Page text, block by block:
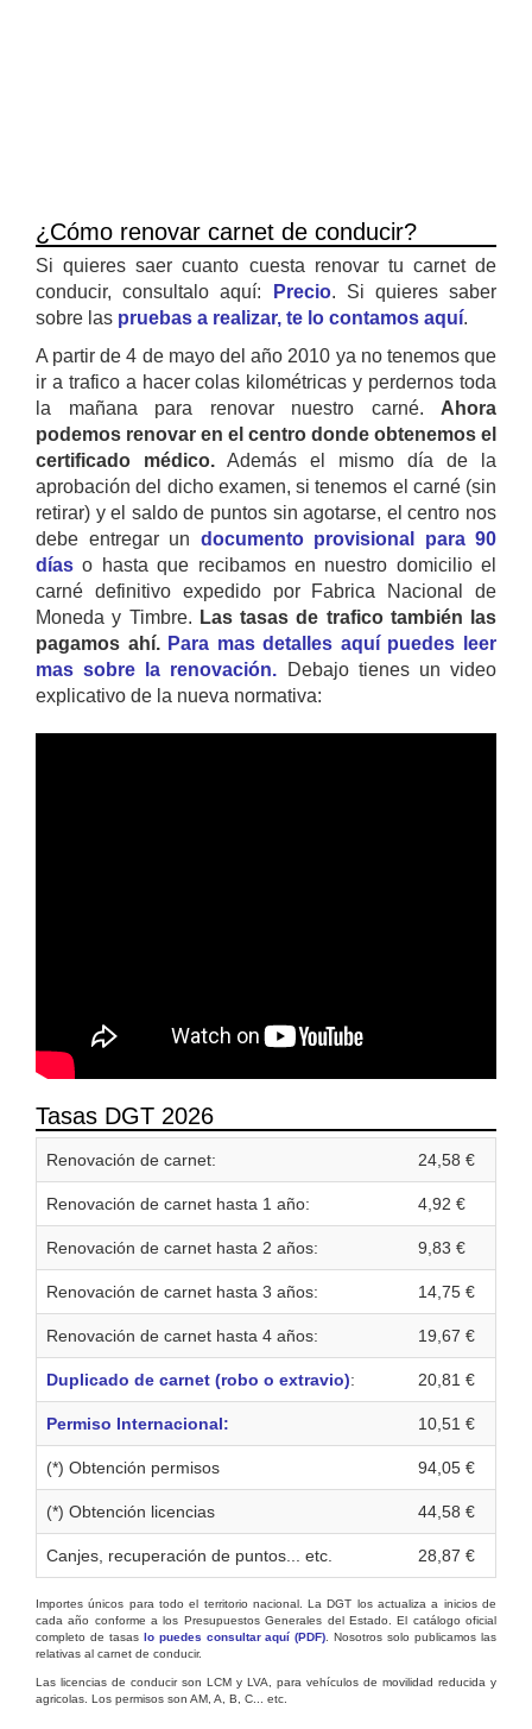
¿Cómo renovar carnet de conducir?
Si quieres saer cuanto cuesta renovar tu carnet de
conducir, consultalo aquí:
Precio. Si quieres saber
sobre las pruebas a realizar, te lo contamos aquí.
A partir de 4 de mayo del año 2010 ya no tenemos que
ir a trafico a hacer colas kilométricas y perdernos toda
la mañana para renovar nuestro carné. Ahora
podemos renovar en el centro donde obtenemos el
certificado médico. Además el mismo día de la
aprobación del dicho examen, si tenemos el carné (sin
retirar) y el saldo de puntos sin agotarse, el centro nos
debe entregar un documento provisional para 90
días o hasta que recibamos en nuestro domicilio el
carné definitivo expedido por Fabrica Nacional de
Moneda y Timbre. Las tasas de trafico también las
pagamos ahí. Para mas detalles aquí puedes leer
mas sobre la renovación. Debajo tienes un video
explicativo de la nueva normativa:
Tasas DGT 2026
Renovación de carnet: 24,58 €
Renovación de carnet hasta 1 año: 4,92 €
Renovación de carnet hasta 2 años: 9,83 €
Renovación de carnet hasta 3 años: 14,75 €
Renovación de carnet hasta 4 años: 19,67 €
Duplicado de carnet (robo o extravio): 20,81 €
Permiso Internacional: 10,51 €
(*) Obtención permisos 94,05 €
(*) Obtención licencias 44,58 €
Canjes, recuperación de puntos... etc. 28,87 €
Importes únicos para todo el territorio nacional. La DGT los actualiza a inicios de
cada año conforme a los Presupuestos Generales del Estado. El catálogo oficial
completo de tasas lo puedes consultar aquí (PDF) . Nosotros solo publicamos las
relativas al carnet de conducir.
Las licencias de conducir son LCM y LVA, para vehículos de movilidad reducida y
agricolas. Los permisos son AM, A, B, C... etc.